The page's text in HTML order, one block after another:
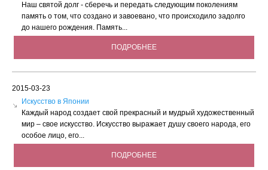
Наш святой долг - сберечь и передать следующим поколениям
память о том, что создано и завоевано, что происходило задолго
до нашего рождения. Память...
ПОДРОБНЕЕ
2015-03-23
Искусство в Японии
Каждый народ создает свой прекрасный и мудрый художественный
мир – свое искусство. Искусство выражает душу своего народа, его
особое лицо, его...
ПОДРОБНЕЕ